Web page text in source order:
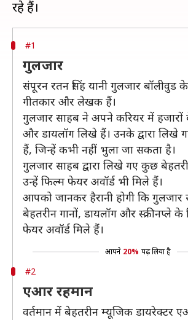
#1
गुलजार
संपूरन रतन सिंह यानी गुलजार बॉलीवुड
गीतकार और लेखक हैं।
गुलजार साहब ने अपने करियर में हजारों
और डायलॉग लिखे हैं। उनके द्वारा लिखे
हैं, जिन्हें कभी नहीं भुला जा सकता है।
गुलजार साहब द्वारा लिखे गए कुछ
उन्हें फिल्म फेयर अवॉर्ड भी मिले हैं।
आपको जानकर हैरानी होगी कि
बेहतरीन गानों, डायलॉग और स्क्रीनप्ले
फेयर अवॉर्ड मिले हैं।
आपने 20% पढ़ लिया है
#2
एआर रहमान
वर्तमान में बेहतरीन म्यूजिक डायरेक्टर